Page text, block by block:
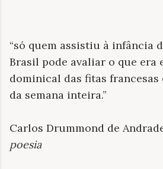
“só quem assistiu à infância
Brasil pode avaliar o que era
dominical das fitas francesas
da semana inteira.”
Carlos Drummond de
poesia